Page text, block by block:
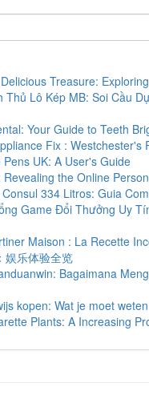
Treasure:
Thủ Lô Kép MB: Soi Cầu
Your Guide to Teeth
Fix : Westchester's
Pens UK: A User's Guide
Revealing the Online
334 Litros: Guia
Game Đổi Thưởng Uy
Maison : La Recette
娱乐体验全览
Bagaimana
kopen: Wat je moet weten
Plants: A Increasing